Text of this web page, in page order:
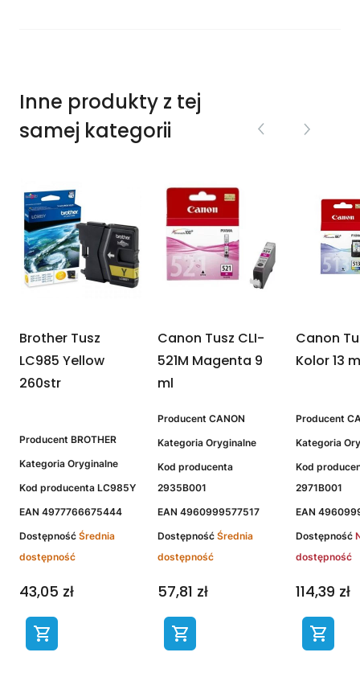
Inne produkty z tej
samej kategorii
Brother Tusz
LC985 Yellow
260str
Producent BROTHER
Kategoria Oryginalne
Kod producenta LC985Y
EAN 4977766675444
Dostępność Średnia
dostępność
43,05 zł
Canon Tusz CLI-
521M Magenta 9
ml
Producent CANON
Kategoria Oryginalne
Kod producenta
2935B001
EAN 4960999577517
Dostępność Średnia
dostępność
57,81 zł
Canon
Kolor 13
Producent
Kategoria
Kod
2971B001
EAN
Dostępność
dostępność
114,39 zł